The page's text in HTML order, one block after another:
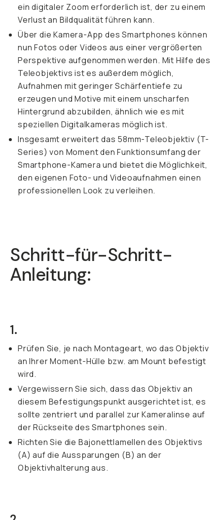
ein digitaler Zoom erforderlich ist, der zu einem
Verlust an Bildqualität führen kann.
Über die Kamera-App des Smartphones können
nun Fotos oder Videos aus einer vergrößerten
Perspektive aufgenommen werden. Mit Hilfe des
Teleobjektivs ist es außerdem möglich,
Aufnahmen mit geringer Schärfentiefe zu
erzeugen und Motive mit einem unscharfen
Hintergrund abzubilden, ähnlich wie es mit
speziellen Digitalkameras möglich ist.
Insgesamt erweitert das 58mm-Teleobjektiv (T-
Series) von Moment den Funktionsumfang der
Smartphone-Kamera und bietet die Möglichkeit,
den eigenen Foto- und Videoaufnahmen einen
professionellen Look zu verleihen.
Schritt-für-Schritt-
Anleitung:
1.
Prüfen Sie, je nach Montageart, wo das Objektiv
an Ihrer Moment-Hülle bzw. am Mount befestigt
wird.
Vergewissern Sie sich, dass das Objektiv an
diesem Befestigungspunkt ausgerichtet ist, es
sollte zentriert und parallel zur Kameralinse auf
der Rückseite des Smartphones sein.
Richten Sie die Bajonettlamellen des Objektivs
(A) auf die Aussparungen (B) an der
Objektivhalterung aus.